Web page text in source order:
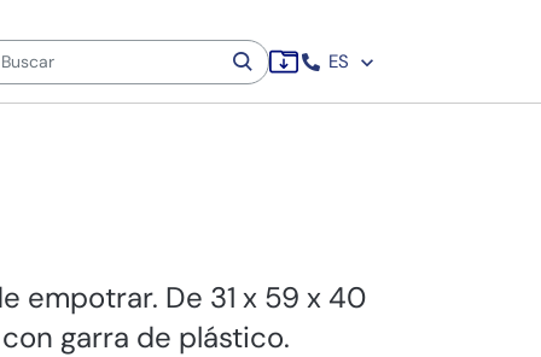
ES
empotrar. De 31 x 59 x 40
garra de plástico.